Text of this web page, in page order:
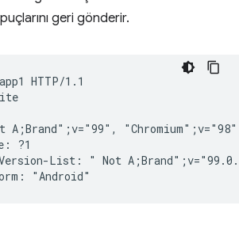
geri gönderir.
HTTP/1.1
A;Brand";v="99",
?1
Version-List: " Not